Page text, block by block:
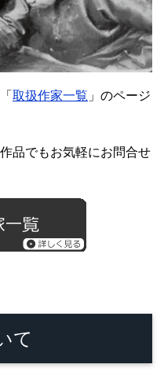
取扱作家一覧 」のページ
品でもお気軽にお問合せ
て